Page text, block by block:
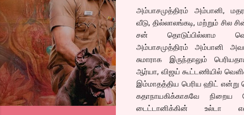
அம்பாசமுத்திரம் அம்பானி,
வீடு, தில்லாலங்கடி, மற்றும் சில
சன் தொடுப்பில்லாம
அம்பாசமுத்திரம் அம்பானி
சுமாராக இருந்தாலும்
ஆர்யா, விஜய் கூட்டணியில்
இம்மாதத்திய பெரிய ஹிட்
கதாநாயகிக்காகவே நிறைய
டைட்டானிக்கின் உல்டா